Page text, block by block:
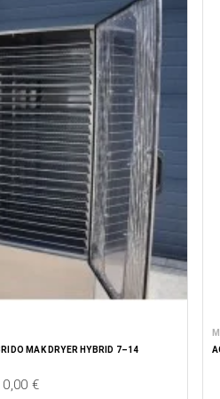
MAK DRYER HYBRID 7–14
Price
0,00 €